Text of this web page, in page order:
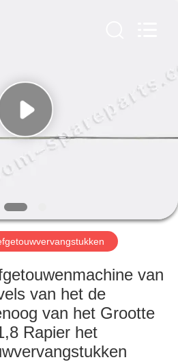
van
van het de
van het Grootte
Rapier het